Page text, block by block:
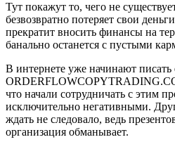
Тут покажут то, чего не
безвозвратно потеряет свои
прекратит вносить финансы на
банально останется с пустыми
В интернете уже начинают
что начали сотрудничать с этим
исключительно негативными.
ждать не следовало, ведь
организация обманывает.